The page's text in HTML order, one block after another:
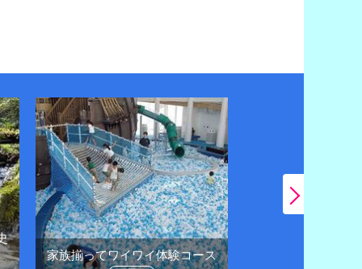
家族揃ってワイワイ体験コース